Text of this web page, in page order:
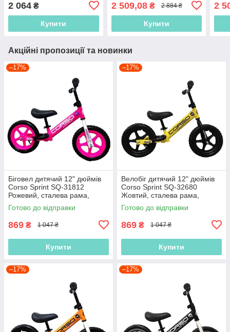
колеса 14'' (Біговел)
2 064 ₴
Купити
рамою
2 509,08₴ 2 884 ₴
Купити
2
Акційні пропозиції та новинки
–17%
Біговел дитячий 12" дюймів
Corso Sprint SQ-31812
Рожевий, сталева рама,
колеса EVA (піна), підставка
для ніжок, Велобіг
Готово до відправки
869 ₴ 1 047 ₴
Купити
–17%
Велобіг дитячий 12" дюймів
Corso Sprint SQ-32680
Жовтий, сталева рама,
колеса EVA (піна), підставка
для ніжок, Біговел
Готово до відправки
869 ₴ 1 047 ₴
Купити
–17% –17%